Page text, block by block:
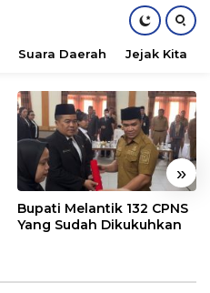
Suara Daerah Jejak Kita
»
Bupati Melantik 132 CPNS
Yang Sudah Dikukuhkan